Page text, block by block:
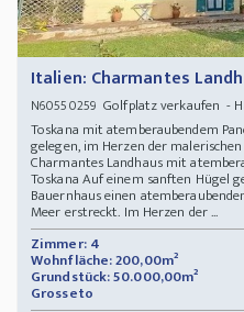
Italien: Charmantes
N60550259Golfplatz verkaufen -
Toskana mit atemberaubendem
gelegen, im Herzen der
Charmantes Landhaus mit
Toskana Auf einem sanften Hügel
Bauernhaus einen
Meer erstreckt. Im Herzen der ...
Zimmer: 4
Wohnfläche: 200,00m²
Grundstück: 50.000,00m²
Grosseto